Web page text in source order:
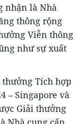
nhận là Nhà
thông rộng
Viễn thông
như sự xuất
Tích hợp
– Singapore và
Giải thưởng